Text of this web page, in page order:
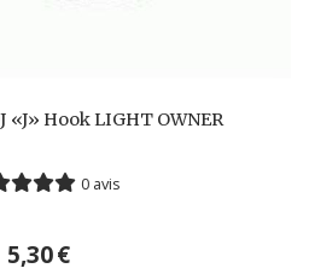
«J» Hook LIGHT OWNER
0 avis
5,30€